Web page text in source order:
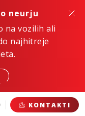
neurju
na vozilih ali
najhitreje
KONTAKTI